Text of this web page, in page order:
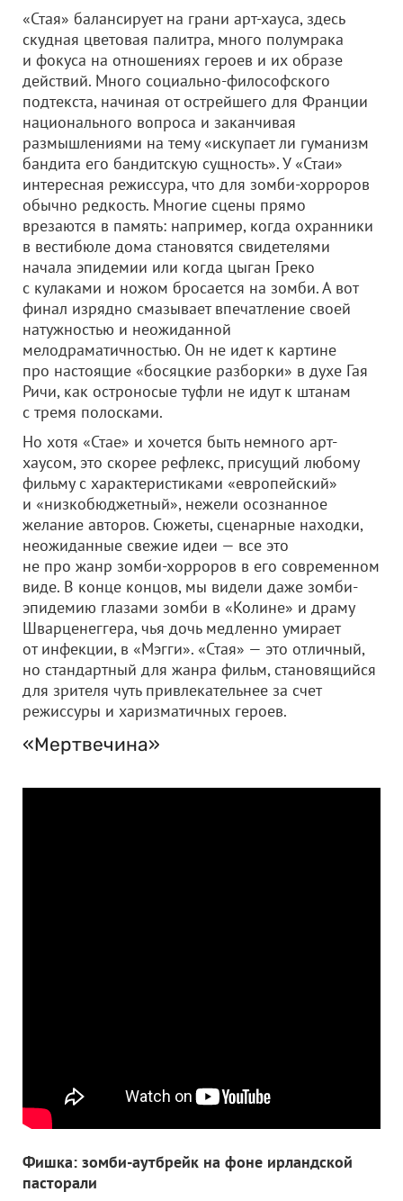
«Стая» балансирует на грани арт-хауса, здесь
скудная цветовая палитра, много полумрака
и фокуса на отношениях героев и их образе
действий. Много социально-философского
подтекста, начиная от острейшего для Франции
национального вопроса и заканчивая
размышлениями на тему «искупает ли гуманизм
бандита его бандитскую сущность». У «Стаи»
интересная режиссура, что для зомби-хорроров
обычно редкость. Многие сцены прямо
врезаются в память: например, когда охранники
в вестибюле дома становятся свидетелями
начала эпидемии или когда цыган Греко
с кулаками и ножом бросается на зомби. А вот
финал изрядно смазывает впечатление своей
натужностью и неожиданной
мелодраматичностью. Он не идет к картине
про настоящие «босяцкие разборки» в духе Гая
Ричи, как остроносые туфли не идут к штанам
с тремя полосками.
Но хотя «Стае» и хочется быть немного арт-
хаусом, это скорее рефлекс, присущий любому
фильму с характеристиками «европейский»
и «низкобюджетный», нежели осознанное
желание авторов. Сюжеты, сценарные находки,
неожиданные свежие идеи — все это
не про жанр зомби-хорроров в его современном
виде. В конце концов, мы видели даже зомби-
эпидемию глазами зомби в «Колине» и драму
Шварценеггера, чья дочь медленно умирает
от инфекции, в «Мэгги». «Стая» — это отличный,
но стандартный для жанра фильм, становящийся
для зрителя чуть привлекательнее за счет
режиссуры и харизматичных героев.
«Мертвечина»
Фишка: зомби-аутбрейк на фоне ирландской
пасторали